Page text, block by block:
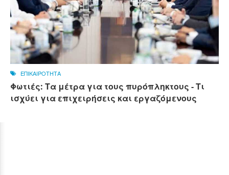
ΕΠΙΚΑΙΡΟΤΗΤΑ
Φωτιές: Τα μέτρα για τους πυρόπληκτους - Τι
ισχύει για επιχειρήσεις και εργαζόμενους